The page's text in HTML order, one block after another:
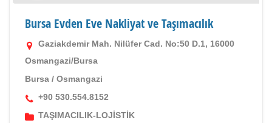
Bursa Evden Eve Nakliyat ve Taşımacılık
Gaziakdemir Mah. Nilüfer Cad. No:50 D.1, 16000
Osmangazi/Bursa
Bursa / Osmangazi
+90 530.554.8152
TAŞIMACILIK-LOJİSTİK